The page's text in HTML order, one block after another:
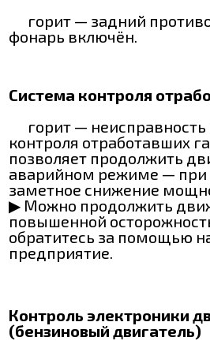
горит — задний
фонарь включён.
Система контроля
горит —
контроля отработавших
позволяет продолжить
аварийном режиме — при
заметное снижение
▶ Можно продолжить
повышенной
обратитесь за помощью
предприятие.
Контроль электроники
(бензиновый двигатель)